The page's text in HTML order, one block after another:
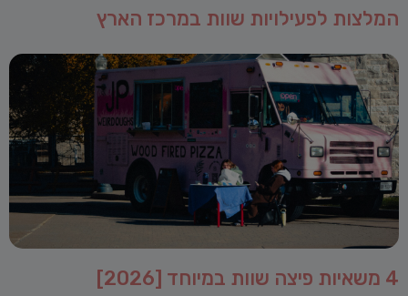
המלצות לפעילויות שוות במרכז הארץ
4 משאיות פיצה שוות במיוחד [2026]